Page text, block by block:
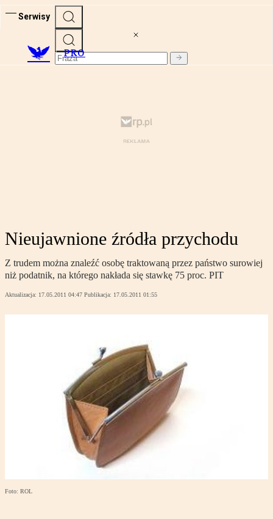
Serwisy
PRO
Nieujawnione źródła przychodu
Z trudem można znaleźć osobę traktowaną przez państwo surowiej
niż podatnik, na którego nakłada się stawkę 75 proc. PIT
Aktualizacja: 17.05.2011 04:47 Publikacja: 17.05.2011 01:55
Foto: ROL